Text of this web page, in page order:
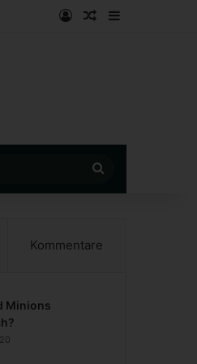
AnmeldenZufälliger
nach
Kommentare
Minions
geschlossen. Seine Funktionalität ist